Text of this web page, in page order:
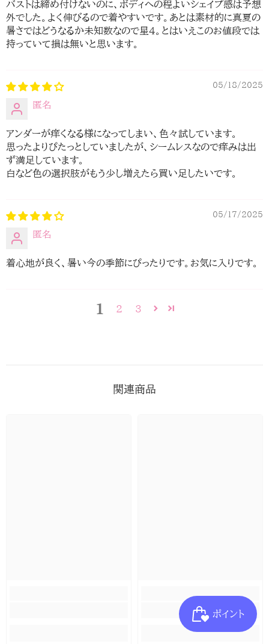
バストは締め付けないのに、ボディへの程よいシェイプ感は予想
外でした。よく伸びるので着やすいです。あとは素材的に真夏の
暑さではどうなるか未知数なので星4。とはいえこのお値段では
持っていて損は無いと思います。
05/18/2025
匿名
アンダーが痒くなる様になってしまい、色々試しています。
思ったよりぴたっとしていましたが、シームレスなので痒みは出
ず満足しています。
白など色の選択肢がもう少し増えたら買い足したいです。
05/17/2025
匿名
着心地が良く、暑い今の季節にぴったりです。お気に入りです。
1 2 3
関連商品
ポイント